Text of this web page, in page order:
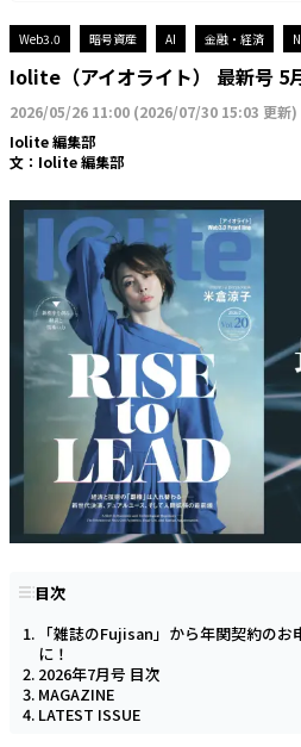
Web3.0 暗号資産 AI 金融・経済
Iolite（アイオライト） 最新号 5
2026/05/26 11:00 (2026/07/30 15:03 更新)
Iolite 編集部
文： Iolite 編集部
目次
「雑誌のFujisan」から年関契約の
に！
2026年7月号 目次
MAGAZINE
LATEST ISSUE